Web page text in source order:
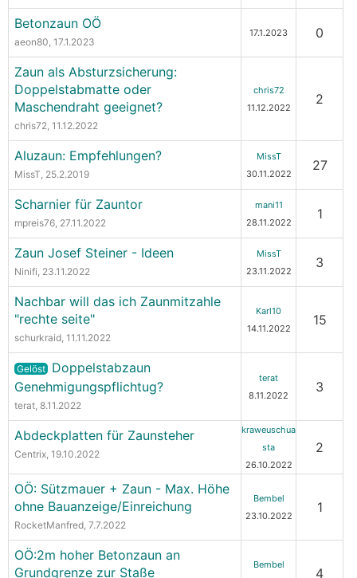
Betonzaun OÖ
aeon80, 17.1.2023
17.1.2023 0
Zaun als Absturzsicherung:
Doppelstabmatte oder
Maschendraht geeignet?
chris72, 11.12.2022
chris72
11.12.2022
2
Aluzaun: Empfehlungen?
MissT, 25.2.2019
MissT
30.11.2022
27
Scharnier für Zauntor
mpreis76, 27.11.2022
mani11
28.11.2022
1
Zaun Josef Steiner - Ideen
Ninifi, 23.11.2022
MissT
23.11.2022
3
Nachbar will das ich Zaunmitzahle
"rechte seite"
schurkraid, 11.11.2022
Karl10
14.11.2022
15
Gelöst Doppelstabzaun
Genehmigungspflichtug?
terat, 8.11.2022
terat
8.11.2022
3
Abdeckplatten für Zaunsteher
Centrix, 19.10.2022
kraweuschua
sta
26.10.2022
2
OÖ: Sützmauer + Zaun - Max. Höhe
ohne Bauanzeige/Einreichung
RocketManfred, 7.7.2022
Bembel
23.10.2022
1
OÖ:2m hoher Betonzaun an
Grundgrenze zur Staße
Bembel
4